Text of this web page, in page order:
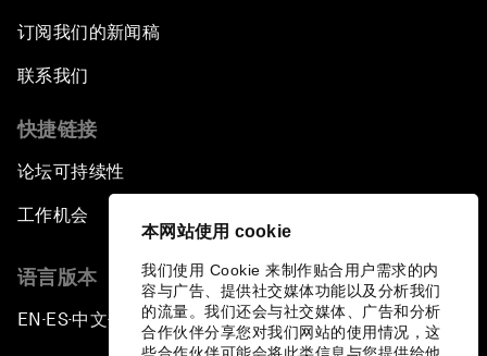
本网站使用 cookie
我们使用 Cookie 来制作贴合用户需求的内
容与广告、提供社交媒体功能以及分析我们
的流量。我们还会与社交媒体、广告和分析
合作伙伴分享您对我们网站的使用情况，这
订阅我们的新闻稿
联系我们
快捷链接
论坛可持续性
工作机会
语言版本
EN ▪ES▪中文▪ 日本語